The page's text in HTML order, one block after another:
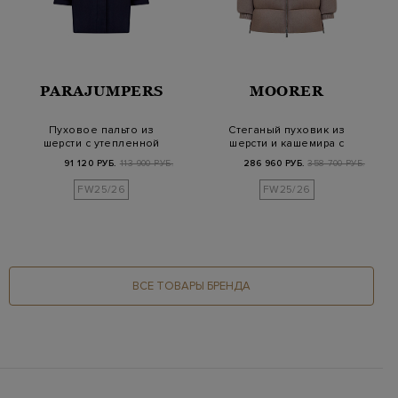
PARAJUMPERS
Пуховое пальто из
шерсти с утепленной
91 120 РУБ. 113 900 РУБ.
FW25/26
MOORER
Стеганый пуховик из
шерсти и кашемира с
286 960 РУБ. 358 700 РУБ.
FW25/26
ВСЕ ТОВАРЫ БРЕНДА